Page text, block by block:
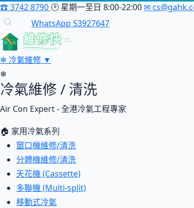
☎3742 8790 🕑 星期一至日 8:00-22:00 ✉
WhatsApp 53927647
維修快
❄ 冷氣維修 ▼
❄
冷氣維修 / 清洗
Air Con Expert - 全港冷氣工程專家
🏠 家用冷氣系列
窗口機維修/清洗
分體機維修/清洗
天花機 (Cassette)
多聯機 (Multi-split)
移動式冷氣